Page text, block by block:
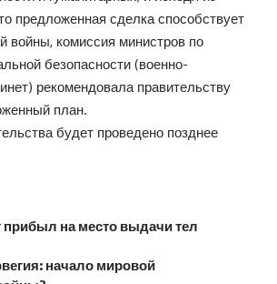
предложенная сделка способствует
войны, комиссия министров по
безопасности (военно-
рекомендовала правительству
план.
будет проведено позднее
прибыл на место выдачи тел
начало мировой